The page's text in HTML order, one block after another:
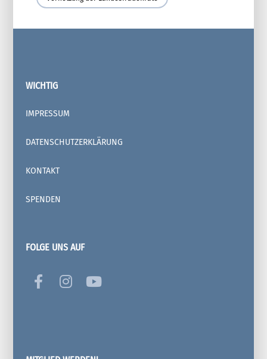
WICHTIG
IMPRESSUM
DATENSCHUTZERKLÄRUNG
KONTAKT
SPENDEN
FOLGE UNS AUF